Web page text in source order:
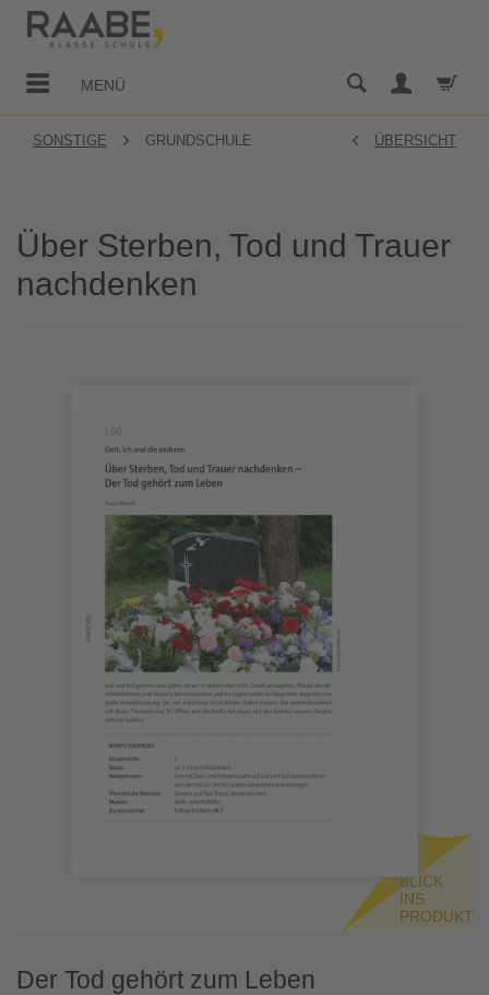
MENÜ
SONSTIGE GRUNDSCHULE ÜBERSICHT
Über Sterben, Tod und Trauer
nachdenken
BLICK
INS
PRODUKT
Der Tod gehört zum Leben